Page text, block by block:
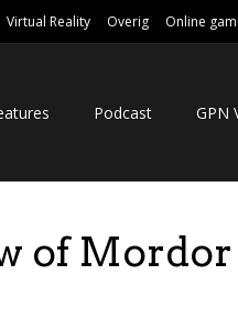
Virtual Reality Overig Online
Podcast GPN
of